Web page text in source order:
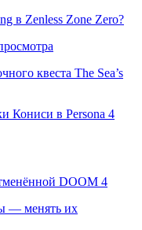
в Zenless Zone Zero?
квеста The Sea’s
Кониси в Persona 4
DOOM 4
— менять их